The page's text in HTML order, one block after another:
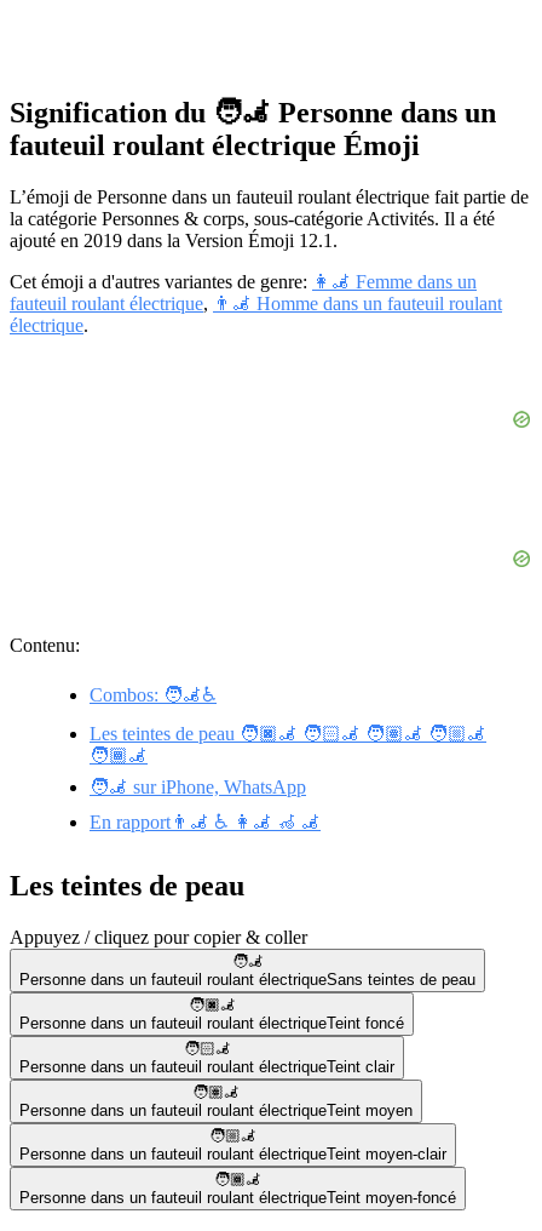
Signification du 🧑‍🦼 Personne dans un
fauteuil roulant électrique Émoji
L’émoji de Personne dans un fauteuil roulant électrique fait partie de
la catégorie Personnes & corps, sous-catégorie Activités. Il a été
ajouté en 2019 dans la Version Émoji 12.1.
Cet émoji a d'autres variantes de genre: 👩‍🦼 Femme dans un
fauteuil roulant électrique, 👨‍🦼 Homme dans un fauteuil roulant
électrique.
Contenu:
Combos: 🧑‍🦼♿
Les teintes de peau 🧑🏿‍🦼 🧑🏻‍🦼 🧑🏽‍🦼 🧑🏼‍🦼
🧑🏾‍🦼
🧑‍🦼 sur iPhone, WhatsApp
En rapport👨‍🦼 ♿ 👩‍🦼 🦽 🦼
Les teintes de peau
Appuyez / cliquez pour copier & coller
🧑‍🦼
Personne dans un fauteuil roulant électriqueSans teintes de peau
🧑🏿‍🦼
Personne dans un fauteuil roulant électriqueTeint foncé
🧑🏻‍🦼
Personne dans un fauteuil roulant électriqueTeint clair
🧑🏽‍🦼
Personne dans un fauteuil roulant électriqueTeint moyen
🧑🏼‍🦼
Personne dans un fauteuil roulant électriqueTeint moyen-clair
🧑🏾‍🦼
Personne dans un fauteuil roulant électriqueTeint moyen-foncé